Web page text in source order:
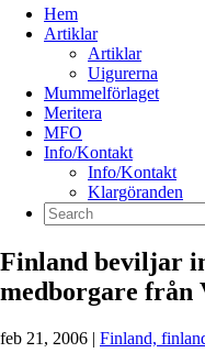
Hem
Artiklar
Artiklar
Uigurerna
Mummelförlaget
Meritera
MFO
Info/Kontakt
Info/Kontakt
Klargöranden
Finland beviljar
medborgare från
feb 21, 2006 | Finland,